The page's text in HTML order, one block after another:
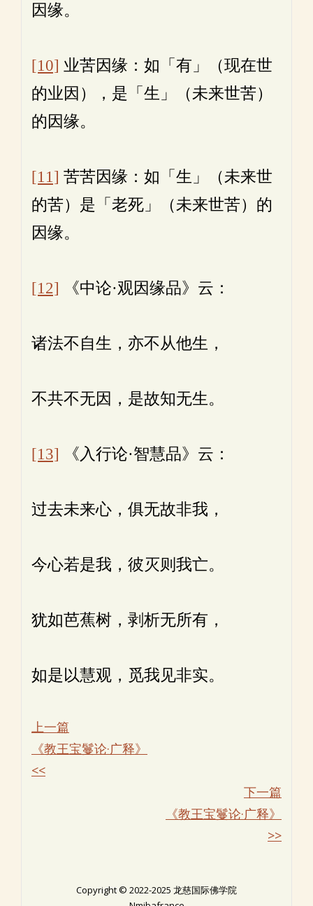
因缘。
[10] 业苦因缘：如「有」（现在世
的业因），是「生」（未来世苦）
的因缘。
[11] 苦苦因缘：如「生」（未来世
的苦）是「老死」（未来世苦）的
因缘。
[12] 《中论·观因缘品》云：
诸法不自生，亦不从他生，
不共不无因，是故知无生。
[13] 《入行论·智慧品》云：
过去未来心，俱无故非我，
今心若是我，彼灭则我亡。
犹如芭蕉树，剥析无所有，
如是以慧观，觅我见非实。
上一篇
《教王宝鬘论·广释》
<<
下一篇
《教王宝鬘论·广释》
>>
Copyright © 2022-2025 龙慈国际佛学院